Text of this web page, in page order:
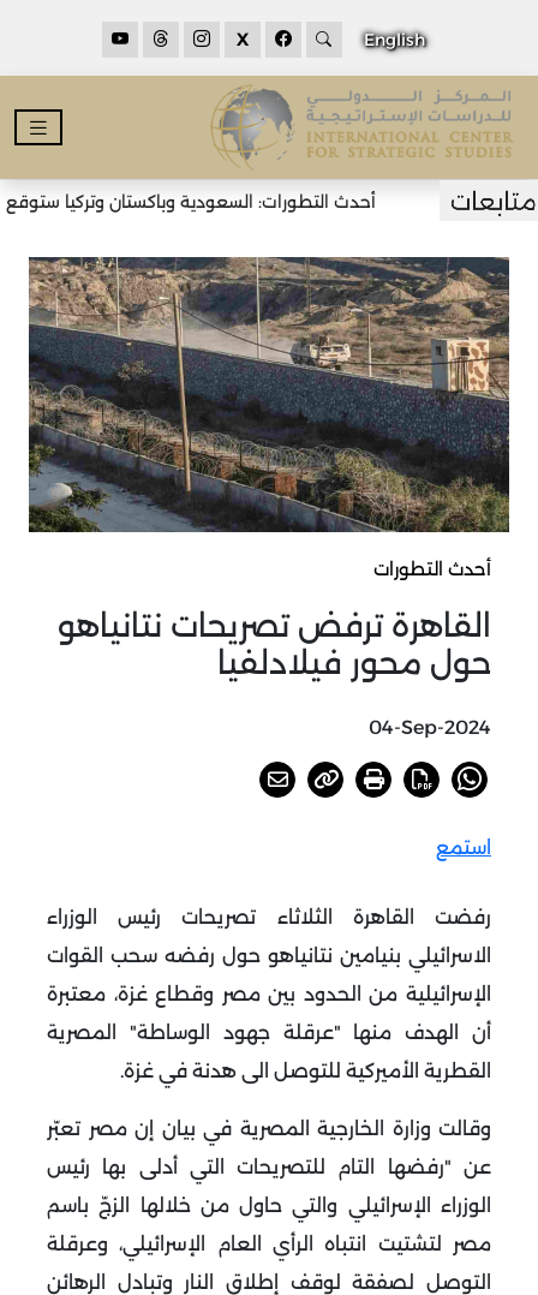
English
X
أحدث التطورات: السعودية وباكستان وتركيا ستوقع
أحدث التطورات
القاهرة ترفض تصريحات نتانياهو
حول محور فيلادلفيا
04-Sep-2024
استمع
رفضت القاهرة الثلاثاء تصريحات رئيس الوزراء
الاسرائيلي بنيامين نتانياهو حول رفضه سحب القوات
الإسرائيلية من الحدود بين مصر وقطاع غزة، معتبرة
أن الهدف منها "عرقلة جهود الوساطة" المصرية
القطرية الأميركية للتوصل الى هدنة في غزة.
وقالت وزارة الخارجية المصرية في بيان إن مصر تعبّر
عن "رفضها التام للتصريحات التي أدلى بها رئيس
الوزراء الإسرائيلي والتي حاول من خلالها الزجّ باسم
مصر لتشتيت انتباه الرأي العام الإسرائيلي، وعرقلة
التوصل لصفقة لوقف إطلاق النار وتبادل الرهائن